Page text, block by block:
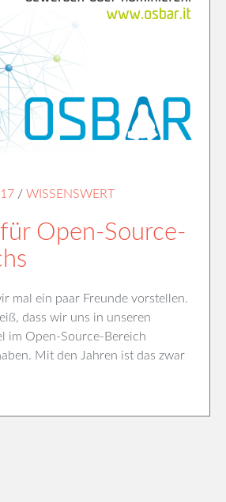
/ WISSENSWERT
Open-Source-
mal ein paar Freunde vorstellen.
dass wir uns in unseren
im Open-Source-Bereich
Mit den Jahren ist das zwar